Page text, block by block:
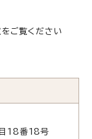
ご覧ください
18番18号